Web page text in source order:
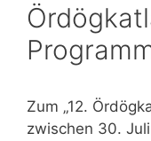
Zum „12.
zwischen 30.